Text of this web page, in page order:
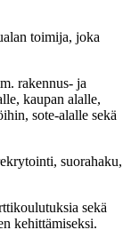
toimija, joka
rakennus- ja
kaupan alalle,
sote-alalle sekä
suorahaku,
sekä
kehittämiseksi.